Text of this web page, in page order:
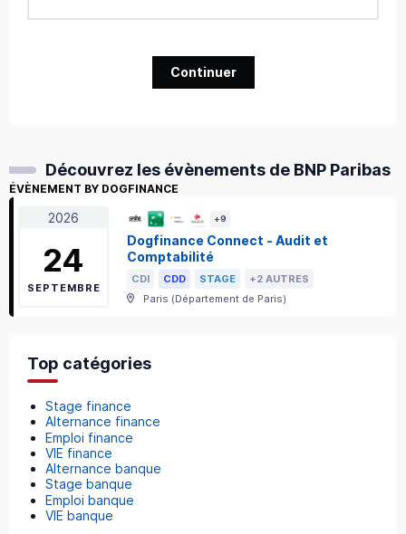
Continuer
Découvrez les évènements de BNP Paribas
ÉVÈNEMENT BY DOGFINANCE
2026
24
SEPTEMBRE
+9
Dogfinance Connect - Audit et
Comptabilité
CDI CDD STAGE
+2 AUTRES
Paris (Département de Paris)
Top catégories
Stage finance
Alternance finance
Emploi finance
VIE finance
Alternance banque
Stage banque
Emploi banque
VIE banque